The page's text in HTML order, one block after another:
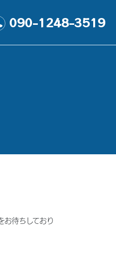
090-1248-3519
お待ちしており